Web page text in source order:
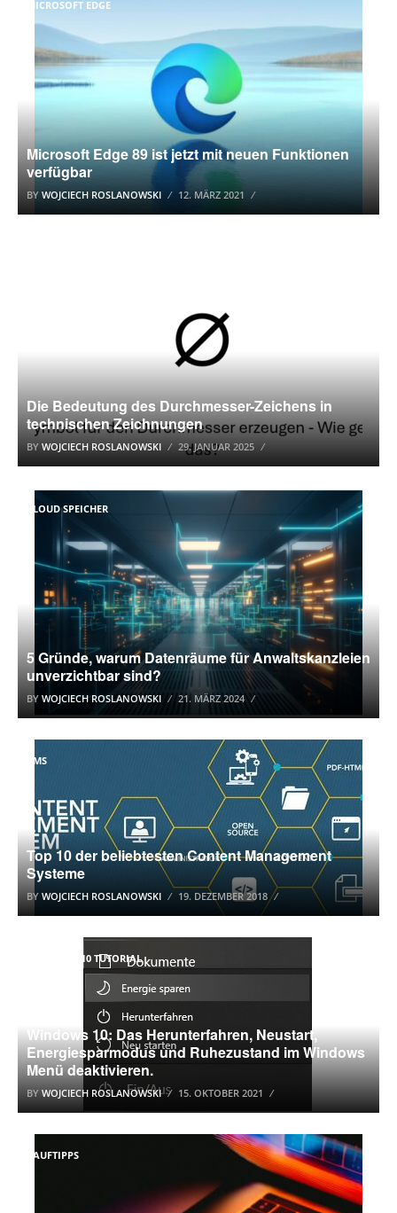
MICROSOFT EDGE
Microsoft Edge 89 ist jetzt mit neuen Funktionen
verfügbar
BY WOJCIECH ROSLANOWSKI 12. MÄRZ 2021
Die Bedeutung des Durchmesser-Zeichens in
technischen Zeichnungen
BY WOJCIECH ROSLANOWSKI 29. JANUAR 2025
CLOUD SPEICHER
5 Gründe, warum Datenräume für Anwaltskanzleien
unverzichtbar sind?
BY WOJCIECH ROSLANOWSKI 21. MÄRZ 2024
CMS
Top 10 der beliebtesten Content Management
Systeme
BY WOJCIECH ROSLANOWSKI 19. DEZEMBER 2018
WINDOWS 10 TUTORIAL
Windows 10: Das Herunterfahren, Neustart,
Energiesparmodus und Ruhezustand im Windows
Menü deaktivieren.
BY WOJCIECH ROSLANOWSKI 15. OKTOBER 2021
KAUFTIPPS